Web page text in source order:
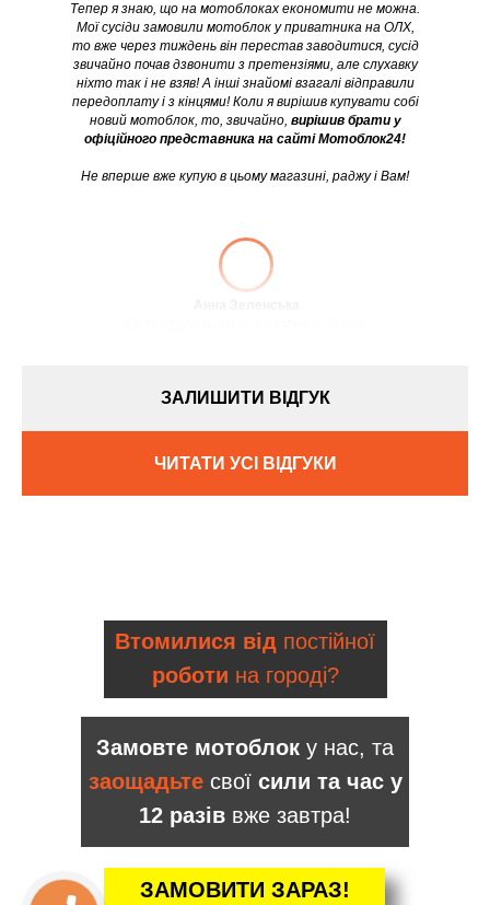
Тепер я знаю, що на мотоблоках економити не можна.
Мої сусіди замовили мотоблок у приватника на ОЛХ,
то вже через тиждень він перестав заводитися, сусід
звичайно почав дзвонити з претензіями, але слухавку
ніхто так і не взяв! А інші знайомі взагалі відправили
передоплату і з кінцями! Коли я вирішив купувати собі
новий мотоблок, то, звичайно, вирішив брати у
офіційного представника на сайті Мотоблок24!
Не вперше вже купую в цьому магазині, раджу і Вам!
Анна Зеленська
ЗАЛИШИТИ ВІДГУК
ЧИТАТИ УСІ ВІДГУКИ
ЗАМОВИТИ ЗАРАЗ!
Замовте мотоблок у нас, та
заощадьтесвої сили та час у
12 разів вже завтра!
Втомилися від постійної
роботи на городі?